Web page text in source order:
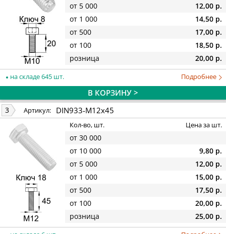
от 5 000
12,00 р.
от 1 000
14,50 р.
от 500
17,00 р.
от 100
18,50 р.
розница
20,00 р.
на складе 645 шт. Подробнее
В КОРЗИНУ >
3 Артикул: DIN933-M12x45
Кол-во, шт. Цена за шт.
от 30 000
от 10 000
9,80 р.
от 5 000
12,00 р.
от 1 000
15,00 р.
от 500
17,50 р.
от 100
20,00 р.
розница
25,00 р.